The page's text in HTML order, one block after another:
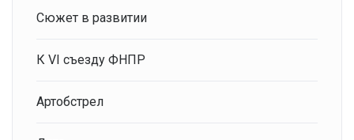
Сюжет в развитии
К VI съезду ФНПР
Артобстрел